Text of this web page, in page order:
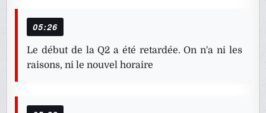
05:26
Le début de la Q2 a été retardée. On n'a ni les
raisons, ni le nouvel horaire